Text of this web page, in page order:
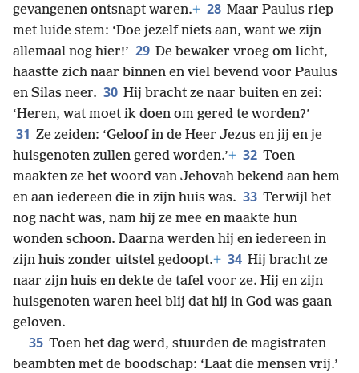
gevangenen ontsnapt waren.+ 28 Maar Paulus riep
met luide stem: ‘Doe jezelf niets aan, want we zijn
allemaal nog hier!’ 29 De bewaker vroeg om licht,
haastte zich naar binnen en viel bevend voor Paulus
en Silas neer. 30 Hij bracht ze naar buiten en zei:
‘Heren, wat moet ik doen om gered te worden?’
31 Ze zeiden: ‘Geloof in de Heer Jezus en jij en je
huisgenoten zullen gered worden.’+ 32 Toen
maakten ze het woord van Jehovah bekend aan hem
en aan iedereen die in zijn huis was. 33 Terwijl het
nog nacht was, nam hij ze mee en maakte hun
wonden schoon. Daarna werden hij en iedereen in
zijn huis zonder uitstel gedoopt.+ 34 Hij bracht ze
naar zijn huis en dekte de tafel voor ze. Hij en zijn
huisgenoten waren heel blij dat hij in God was gaan
geloven.
35 Toen het dag werd, stuurden de magistraten
beambten met de boodschap: ‘Laat die mensen vrij.’